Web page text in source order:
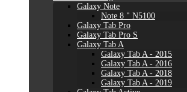
Galaxy Note
Note 8 " N5100
Galaxy Tab Pro
Galaxy Tab Pro S
Galaxy Tab A
Galaxy Tab A - 2015
Galaxy Tab A - 2016
Galaxy Tab A - 2018
Galaxy Tab A - 2019